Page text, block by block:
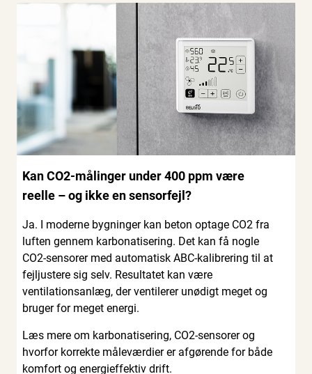
Kan CO2-målinger under 400 ppm være
reelle – og ikke en sensorfejl?
Ja. I moderne bygninger kan beton optage CO2 fra
luften gennem karbonatisering. Det kan få nogle
CO2-sensorer med automatisk ABC-kalibrering til at
fejljustere sig selv. Resultatet kan være
ventilationsanlæg, der ventilerer unødigt meget og
bruger for meget energi.
Læs mere om karbonatisering, CO2-sensorer og
hvorfor korrekte måleværdier er afgørende for både
komfort og energieffektiv drift.